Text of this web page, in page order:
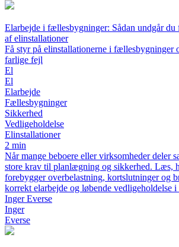
Elarbejde i fællesbygninger: Sådan undgår du
af elinstallationer
Få styr på elinstallationerne i fællesbygninger
farlige fejl
El
El
Elarbejde
Fællesbygninger
Sikkerhed
Vedligeholdelse
Elinstallationer
2 min
Når mange beboere eller virksomheder deler
store krav til planlægning og sikkerhed. Læs,
forebygger overbelastning, kortslutninger og
korrekt elarbejde og løbende vedligeholdelse
Inger Everse
Inger
Everse